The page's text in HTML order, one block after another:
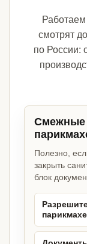
смотрят
по России:
Смежные
Полезно,
закрыть
блок